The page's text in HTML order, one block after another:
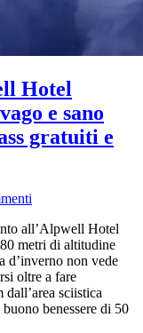
Hotel
e sano
gratuiti e
all’Alpwell Hotel
metri di altitudine
d’inverno non vede
oltre a fare
sciistica
benessere di 50